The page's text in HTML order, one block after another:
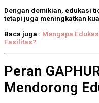
Dengan demikian, edukasi
tetapi juga meningkatkan
Baca juga : Mengapa
Fasilitas?
Peran
Mendorong